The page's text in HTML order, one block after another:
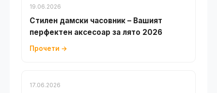
19.06.2026
Стилен дамски часовник – Вашият
перфектен аксесоар за лято 2026
Прочети →
17.06.2026